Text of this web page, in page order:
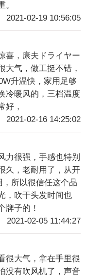
。
2021-02-19 10:56:05
喜，康夫ドライヤー
大气，做工挺不错，
升温快，家用足够
冷暖风的，三档温度
好，
2021-02-16 14:25:02
力很强，手感也特别
久，老耐用了，从开
所以很信任这个品
，吹干头发时间也
牌子的！
2021-02-05 11:44:27
很大气，拿在手里很
没有吹风机了，声音